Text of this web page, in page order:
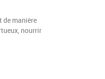
de manière
nourrir